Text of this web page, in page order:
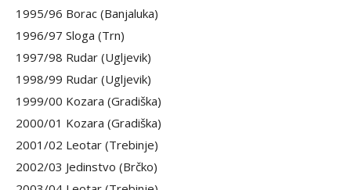
1995/96 Borac (Banjaluka)
1996/97 Sloga (Trn)
1997/98 Rudar (Ugljevik)
1998/99 Rudar (Ugljevik)
1999/00 Kozara (Gradiška)
2000/01 Kozara (Gradiška)
2001/02 Leotar (Trebinje)
2002/03 Jedinstvo (Brčko)